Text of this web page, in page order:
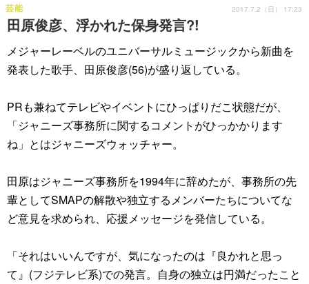
田原俊彦、浮かれた保身発言?!
芸能 2017.7.2（日） 17:23
メジャーレーベルのユニバーサルミュージックから新曲を
発表した歌手、田原俊彦(56)が盛り返している。
PRも兼ねてテレビやイベントにひっぱりだこ状態だが、
「ジャニーズ事務所に関するコメントがひっかかります
ね」とはジャニーズウォッチャー。
田原はジャニーズ事務所を1994年に辞めたが、事務所の先
輩としてSMAPの解散や独立するメンバーたちについてな
ど意見を求められ、応援メッセージを発信している。
「それはいいんですが、気になったのは『良かれと思っ
て』(フジテレビ系)での発言。自身の独立は円満だったこと